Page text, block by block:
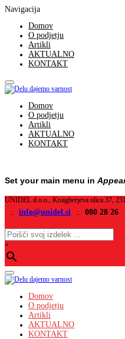
Navigacija
Domov
O podjetju
Artikli
AKTUALNO
KONTAKT
Domov
O podjetju
Artikli
AKTUALNO
KONTAKT
Set your main menu in
UNIDEL d.o.o., Kraigherjeva ulica 37,
:: info@unidel.si :: 080 28 26
×
Domov
O podjetju
Artikli
AKTUALNO
KONTAKT